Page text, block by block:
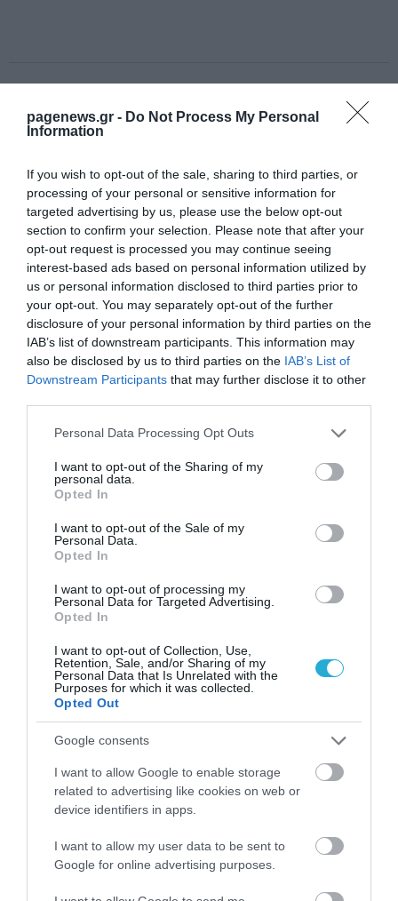
pagenews.gr - Do Not Process My Personal
Information
If you wish to opt-out of the sale, sharing to third parties, or
processing of your personal or sensitive information for
targeted advertising by us, please use the below opt-out
section to confirm your selection. Please note that after your
opt-out request is processed you may continue seeing
interest-based ads based on personal information utilized by
us or personal information disclosed to third parties prior to
your opt-out. You may separately opt-out of the further
disclosure of your personal information by third parties on the
IAB’s list of downstream participants. This information may
also be disclosed by us to third parties on the IAB’s List of
Downstream Participants that may further disclose it to other
Please note that this website/app uses one or more Google
not limited to your visit or usage behaviour. You may click to
grant or deny consent to Google and its third-party tags to
use your data for below specified purposes in below Google
consent section.
Personal Data Processing Opt Outs
I want to opt-out of the Sharing of my
personal data.
Opted In
I want to opt-out of the Sale of my
Personal Data.
Opted In
I want to opt-out of processing my
Personal Data for Targeted Advertising.
Opted In
I want to opt-out of Collection, Use,
Retention, Sale, and/or Sharing of my
Personal Data that Is Unrelated with the
Purposes for which it was collected.
Opted Out
Google consents
I want to allow Google to enable storage
related to advertising like cookies on web or
device identifiers in apps.
I want to allow my user data to be sent to
Google for online advertising purposes.
Γ.Βρεττάκος στο pagenews.gr: «Το ΠΑΣΟΚ μπλοκάρει τη
Συνταγματική Αναθεώρηση και φορτώνει ευθύνες στη
χώρα»
Μυρτώ Κοροβέση στο pagenews.gr: «Η κοινωνία ζητά
διαφάνεια, όχι άλλα σκάνδαλα» – Τι λέει για τον ΟΠΕΚΕΠΕ
Πρόσφατα Επεισόδια